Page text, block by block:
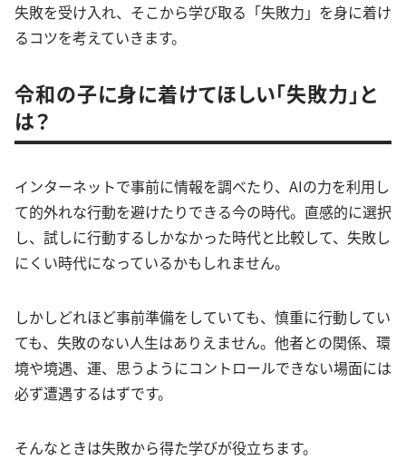
失敗を受け入れ、そこから学び取る「失敗力」を身に着け
るコツを考えていきます。
令和の子に身に着けてほしい「失敗力」と
は？
インターネットで事前に情報を調べたり、AIの力を利用し
て的外れな行動を避けたりできる今の時代。直感的に選択
し、試しに行動するしかなかった時代と比較して、失敗し
にくい時代になっているかもしれません。
しかしどれほど事前準備をしていても、慎重に行動してい
ても、失敗のない人生はありえません。他者との関係、環
境や境遇、運、思うようにコントロールできない場面には
必ず遭遇するはずです。
そんなときは失敗から得た学びが役立ちます。